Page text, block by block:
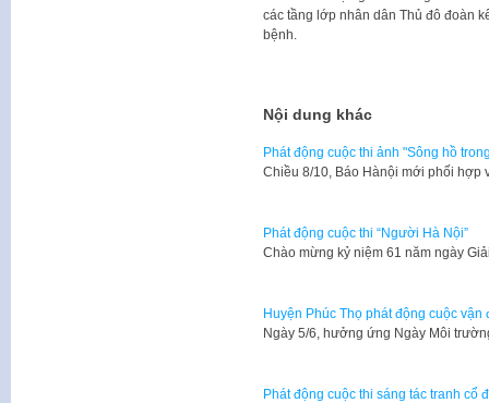
các tầng lớp nhân dân Thủ đô đoàn
bệnh.
Nội dung khác
Phát động cuộc thi ảnh "Sông hồ
​Chiều 8/10, Báo Hànội mới phối
Phát động cuộc thi “Người Hà Nội”
​Chào mừng kỷ niệm 61 năm ngày
Huyện Phúc Thọ phát động cuộc vận
Ngày 5/6, hưởng ứng Ngày Môi
Phát động cuộc thi sáng tác tranh cổ